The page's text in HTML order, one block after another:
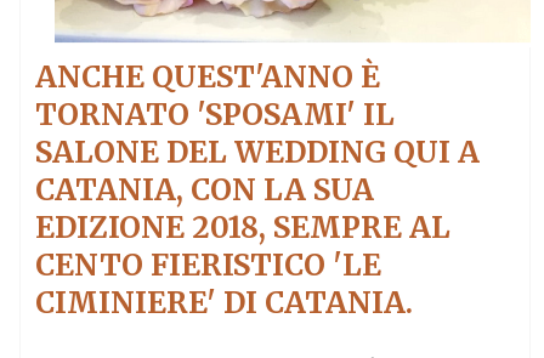
ANCHE QUEST'ANNO È
TORNATO 'SPOSAMI' IL
SALONE DEL WEDDING QUI A
CATANIA, CON LA SUA
EDIZIONE 2018, SEMPRE AL
CENTO FIERISTICO 'LE
CIMINIERE' DI CATANIA.